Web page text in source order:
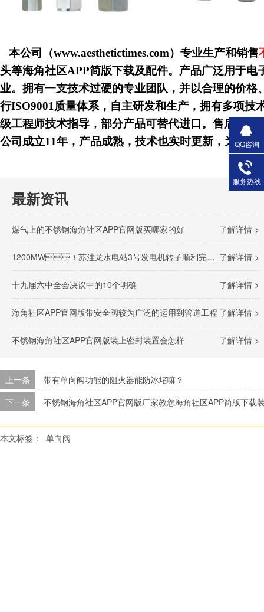
本公司（www.aesthetictimes.com）专业生产和销售
头等海角社区APP简版下载及配件。产品广泛用于电子半导
业。拥有一支技术过硬的专业团队，并以合理的价
行ISO9001质量体系，自主研发和生产，拥有多项技
级工程师技术指导，部分产品可替代进口。售后一对
公司成立11年，产品成熟，技术也实时更新，为
最新资讯
了解详情 >
煤气上的不锈钢海角社区APP官网版买哪家的好
了解详情 >
1200MW！苏洼龙水电站3号发电机转子顺利完成吊装
了解详情 >
十九届六中全会决议中的10个明确
了解详情 >
海角社区APP官网版带安全阀较为广泛的运用到管道工程
了解详情 >
不锈钢海角社区APP官网版装上密封装置会怎样
上一条
带有单向阀功能的阻火器能防冰堵嘛？
下一条
不锈钢海角社区APP官网版厂家教您海角社区APP简版下载
本文标签： 单向阀
QQ咨询
服务热线